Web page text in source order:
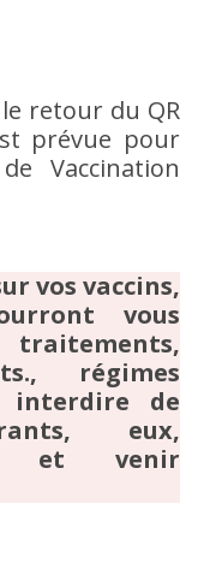
retour du QR
prévue pour
Vaccination
vos vaccins,
vous
régimes
interdire de
eux,
et venir